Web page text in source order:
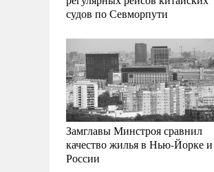
судов по Севморпути
Замглавы Минстроя сравнил
качество жилья в Нью-Йорке и
России